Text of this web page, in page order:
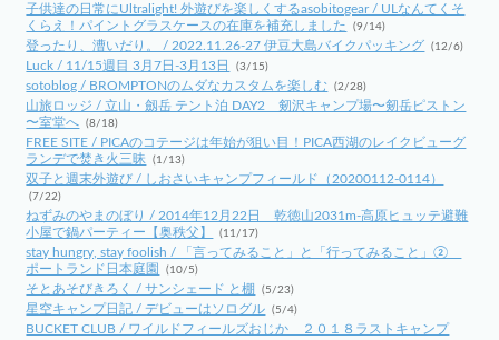
子供達の日常にUltralight! 外遊びを楽しくするasobitogear / ULなんてくそ
くらえ！パイントグラスケースの在庫を補充しました
(9/14)
登ったり、漕いだり。 / 2022.11.26-27 伊豆大島バイクパッキング (12/6)
Luck / 11/15週目 3月7日-3月13日 (3/15)
sotoblog / BROMPTONのムダなカスタムを楽しむ (2/28)
山旅ロッジ / 立山・劔岳 テント泊 DAY2 剱沢キャンプ場〜剱岳ピストン
〜室堂へ (8/18)
FREE SITE / PICAのコテージは年始が狙い目！PICA西湖のレイクビューグ
ランデで焚き火三昧
(1/13)
双子と週末外遊び / しおさいキャンプフィールド（20200112-0114）
(7/22)
ねずみのやまのぼり / 2014年12月22日 乾徳山2031m-高原ヒュッテ避難
小屋で鍋パーティー【奥秩父】
(11/17)
stay hungry, stay foolish / 「言ってみること」と「行ってみること」②
ポートランド日本庭園
(10/5)
そとあそびきろく / サンシェード と棚 (5/23)
星空キャンプ日記 / デビューはソログル (5/4)
BUCKET CLUB / ワイルドフィールズおじか ２０１８ラストキャンプ